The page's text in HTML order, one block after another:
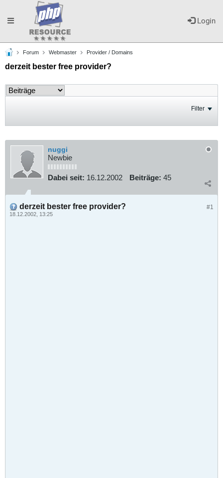
Login
Toggle
navigation
Forum Webmaster Provider / Domains
derzeit bester free provider?
Filter
nuggi
Newbie
Dabei seit: 16.12.2002 Beiträge: 45
#1
derzeit bester free provider?
18.12.2002, 13:25